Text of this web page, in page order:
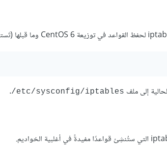
‎/etc/sysconfig/iptables
.